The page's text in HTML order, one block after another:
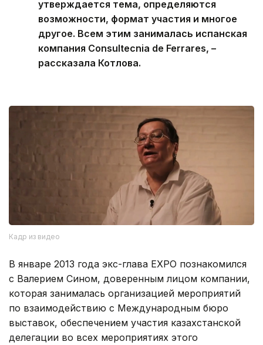
утверждается тема, определяются
возможности, формат участия и многое
другое. Всем этим занималась испанская
компания Consultecnia de Ferrares, –
рассказала Котлова.
Кадр из видео
В январе 2013 года экс-глава EXPO познакомился
с Валерием Сином, доверенным лицом компании,
которая занималась организацией мероприятий
по взаимодействию с Международным бюро
выставок, обеспечением участия казахстанской
делегации во всех мероприятиях этого